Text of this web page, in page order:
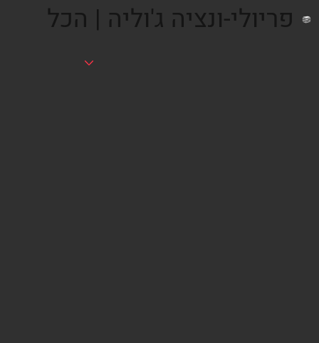
פריולי-ונציה ג'וליה | הכל